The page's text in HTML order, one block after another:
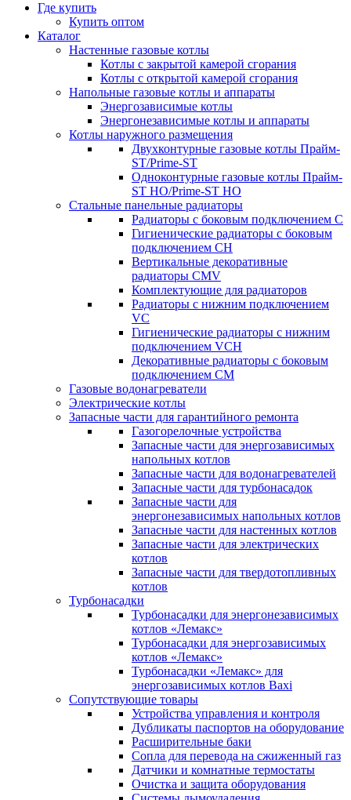
Где купить
Купить оптом
Каталог
Настенные газовые котлы
Котлы с закрытой камерой сгорания
Котлы с открытой камерой сгорания
Напольные газовые котлы и аппараты
Энергозависимые котлы
Энергонезависимые котлы и аппараты
Котлы наружного размещения
Двухконтурные газовые котлы Прайм-
ST/Prime-ST
Одноконтурные газовые котлы Прайм-
ST HO/Prime-ST HO
Стальные панельные радиаторы
Радиаторы c боковым подключением C
Гигиенические радиаторы c боковым
подключением CH
Вертикальные декоративные
радиаторы CMV
Комплектующие для радиаторов
Радиаторы c нижним подключением
VC
Гигиенические радиаторы c нижним
подключением VCH
Декоративные радиаторы с боковым
подключением CM
Газовые водонагреватели
Электрические котлы
Запасные части для гарантийного ремонта
Газогорелочные устройства
Запасные части для энергозависимых
напольных котлов
Запасные части для водонагревателей
Запасные части для турбонасадок
Запасные части для
энергонезависимых напольных котлов
Запасные части для настенных котлов
Запасные части для электрических
котлов
Запасные части для твердотопливных
котлов
Турбонасадки
Турбонасадки для энергонезависимых
котлов «Лемакс»
Турбонасадки для энергозависимых
котлов «Лемакс»
Турбонасадки «Лемакс» для
энергозависимых котлов Baxi
Сопутствующие товары
Устройства управления и контроля
Дубликаты паспортов на оборудование
Расширительные баки
Сопла для перевода на сжиженный газ
Датчики и комнатные термостаты
Очистка и защита оборудования